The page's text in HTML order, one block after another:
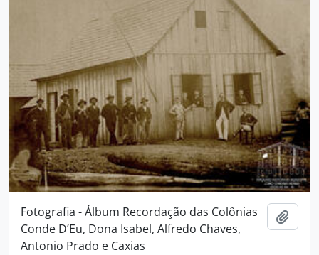
Fotografia - Álbum Recordação das Colônias
Conde D’Eu, Dona Isabel, Alfredo Chaves,
Antonio Prado e Caxias